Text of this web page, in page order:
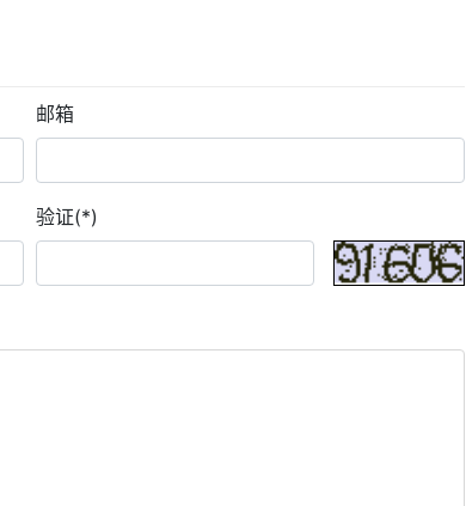
邮箱
验证(*)